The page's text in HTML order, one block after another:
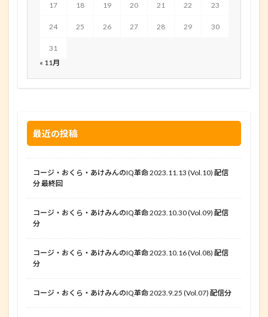
17 18 19 20 21 22 23
24 25 26 27 28 29 30
31
« 11月
最近の投稿
コージ・おくら・あけみんのIQ革命 2023.11.13 (Vol.10) 配信
分 最終回
コージ・おくら・あけみんのIQ革命 2023.10.30 (Vol.09) 配信
分
コージ・おくら・あけみんのIQ革命 2023.10.16 (Vol.08) 配信
分
コージ・おくら・あけみんのIQ革命 2023.9.25 (Vol.07) 配信分